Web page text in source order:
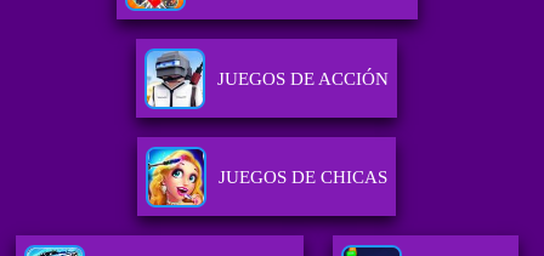
JUEGOS DE ACCIÓN
JUEGOS DE CHICAS